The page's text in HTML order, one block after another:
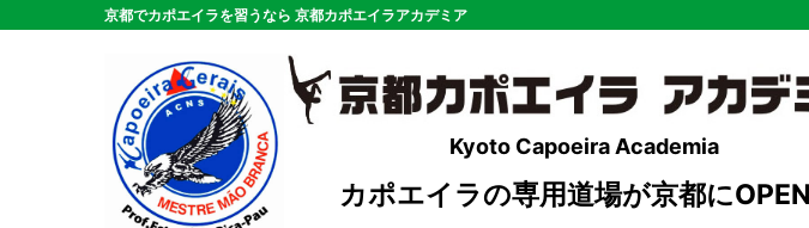
京都でカポエイラを習うなら 京都カポエイラアカデミア
Kyoto Capoeira Academia
カポエイラの専用道場が京都に